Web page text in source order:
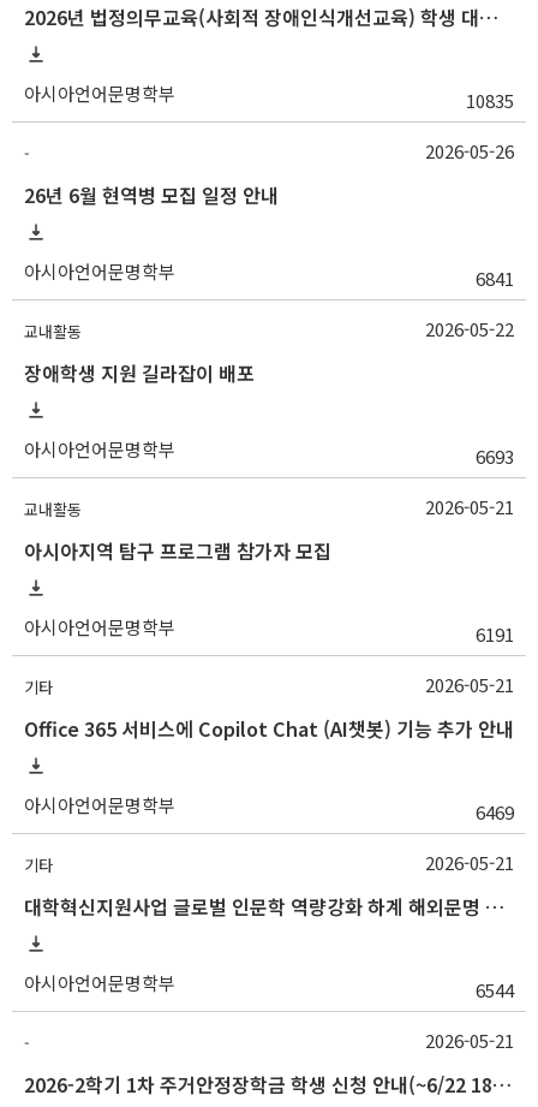
2026년 법정의무교육(사회적 장애인식개선교육) 학생 대상 온라인 콘텐츠 변경 안내
아시아언어문명학부 10835
-
26년 6월 현역병 모집 일정 안내
아시아언어문명학부 6841
2026-05-26
교내활동
장애학생 지원 길라잡이 배포
아시아언어문명학부 6693
2026-05-22
교내활동
아시아지역 탐구 프로그램 참가자 모집
아시아언어문명학부 6191
2026-05-21
기타
Office 365 서비스에 Copilot Chat (AI챗봇) 기능 추가 안내
아시아언어문명학부 6469
2026-05-21
기타
대학혁신지원사업 글로벌 인문학 역량강화 하계 해외문명 탐방 프로그램 개최 안내
아시아언어문명학부 6544
2026-05-21
-
2026-2학기 1차 주거안정장학금 학생 신청 안내(~6/22 18:00)
2026-05-21